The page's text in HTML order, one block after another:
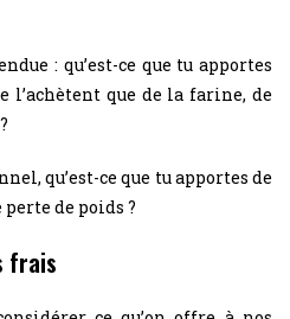
: qu’est-ce que tu apportes
l’achètent que de la farine, de
qu’est-ce que tu apportes de
perte de poids ?
frais